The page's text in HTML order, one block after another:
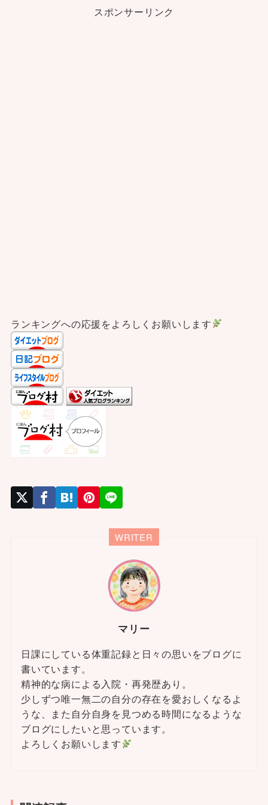
スポンサーリンク
ランキングへの応援をよろしくお願いします
WRITER
マリー
日課にしている体重記録と日々の思いをブログに
書いています。
精神的な病による入院・再発歴あり。
少しずつ唯一無二の自分の存在を愛おしくなるよ
うな、また自分自身を見つめる時間になるような
ブログにしたいと思っています。
よろしくお願いします